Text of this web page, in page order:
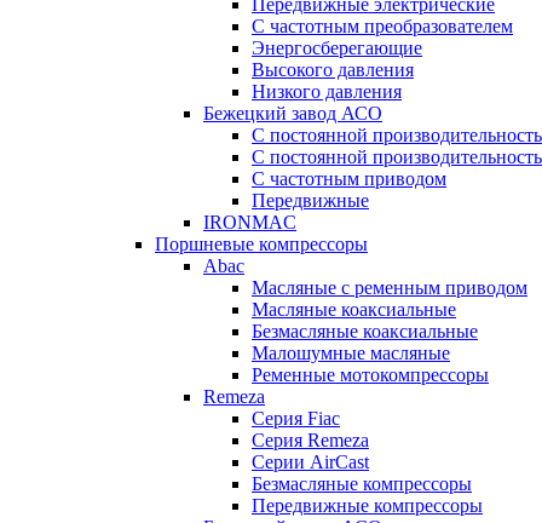
Передвижные электрические
С частотным преобразователем
Энергосберегающие
Высокого давления
Низкого давления
Бежецкий завод АСО
C постоянной
C постоянной
С частотным приводом
Передвижные
IRONMAC
Поршневые компрессоры
Abac
Масляные с ременным приводом
Маcляные коаксиальные
Безмаcляные коаксиальные
Малошумные масляные
Ременные мотокомпрессоры
Remeza
Серия Fiac
Серия Remeza
Серии AirCast
Безмасляные компрессоры
Передвижные компрессоры